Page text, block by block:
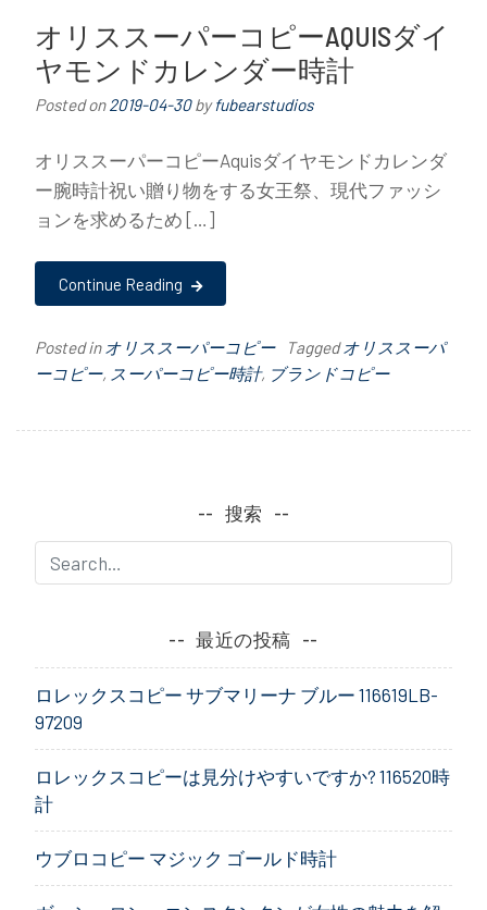
オリススーパーコピーAQUISダイ
ヤモンドカレンダー時計
Posted on2019-04-30byfubearstudios
オリススーパーコピーAquisダイヤモンドカレンダ
ー腕時計祝い贈り物をする女王祭、現代ファッシ
ョンを求めるため […]
Continue Reading
Posted in オリススーパーコピー Tagged オリススーパ
ーコピー, スーパーコピー時計, ブランドコピー
搜索
最近の投稿
ロレックスコピー サブマリーナ ブルー 116619LB-
97209
ロレックスコピーは見分けやすいですか? 116520時
計
ウブロコピー マジック ゴールド時計